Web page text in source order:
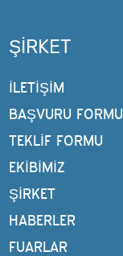
ŞIRKET
İLETİŞİM
BAŞVURU FORMU
TEKLIF FORMU
EKIBIMIZ
ŞIRKET
HABERLER
FUARLAR